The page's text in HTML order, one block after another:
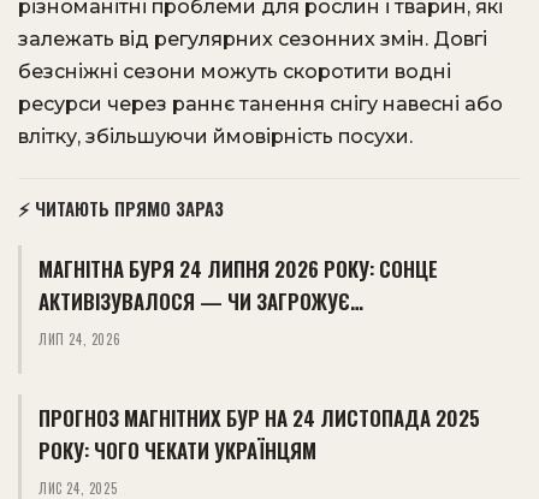
різноманітні проблеми для рослин і тварин, які
залежать від регулярних сезонних змін. Довгі
безсніжні сезони можуть скоротити водні
ресурси через раннє танення снігу навесні або
влітку, збільшуючи ймовірність посухи.
⚡ ЧИТАЮТЬ ПРЯМО ЗАРАЗ
МАГНІТНА БУРЯ 24 ЛИПНЯ 2026 РОКУ: СОНЦЕ
АКТИВІЗУВАЛОСЯ — ЧИ ЗАГРОЖУЄ…
ЛИП 24, 2026
ПРОГНОЗ МАГНІТНИХ БУР НА 24 ЛИСТОПАДА 2025
РОКУ: ЧОГО ЧЕКАТИ УКРАЇНЦЯМ
ЛИС 24, 2025